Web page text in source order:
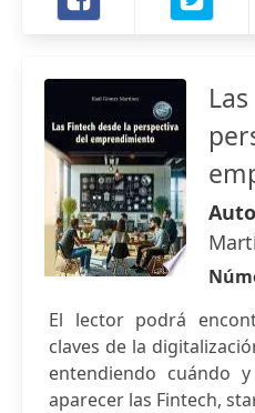
El lector podrá
claves de la
entendiendo cuándo
aparecer las Fintech,